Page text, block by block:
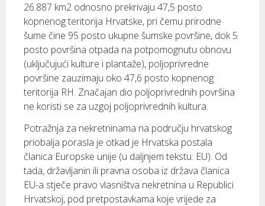
26.887 km2 odnosno prekrivaju 47,5 posto
kopnenog teritorija Hrvatske, pri čemu prirodne
šume čine 95 posto ukupne šumske površine, dok 5
posto površina otpada na potpomognutu obnovu
(uključujući kulture i plantaže), poljoprivredne
površine zauzimaju oko 47,6 posto kopnenog
teritorija RH. Značajan dio poljoprivrednih površina
ne koristi se za uzgoj poljoprivrednih kultura.
Potražnja za nekretninama na području hrvatskog
priobalja porasla je otkad je Hrvatska postala
članica Europske unije (u daljnjem tekstu: EU). Od
tada, državljanin ili pravna osoba iz država članica
EU-a stječe pravo vlasništva nekretnina u Republici
Hrvatskoj, pod pretpostavkama koje vrijede za